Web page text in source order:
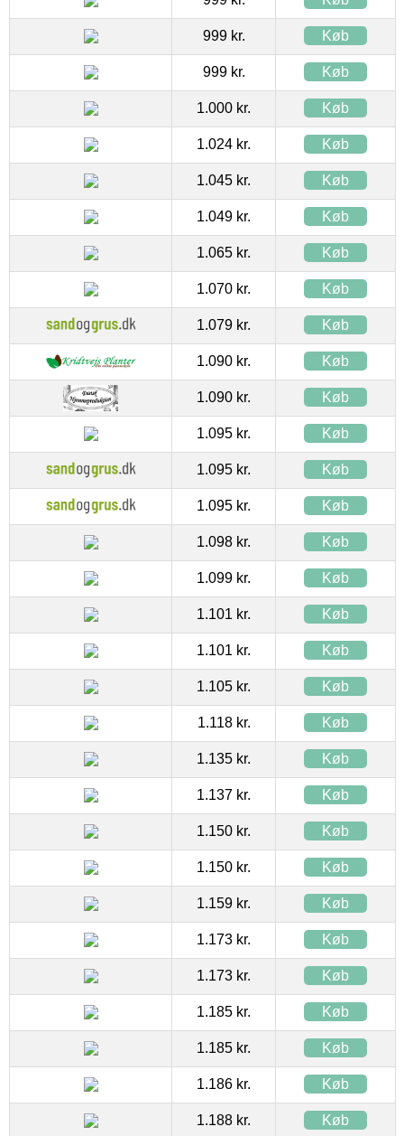
999 kr. Køb
999 kr. Køb
1.000 kr. Køb
1.024 kr. Køb
1.045 kr. Køb
1.049 kr. Køb
1.065 kr. Køb
1.070 kr. Køb
1.079 kr. Køb
1.090 kr. Køb
1.090 kr. Køb
1.095 kr. Køb
1.095 kr. Køb
1.095 kr. Køb
1.098 kr. Køb
1.099 kr. Køb
1.101 kr. Køb
1.101 kr. Køb
1.105 kr. Køb
1.118 kr. Køb
1.135 kr. Køb
1.137 kr. Køb
1.150 kr. Køb
1.150 kr. Køb
1.159 kr. Køb
1.173 kr. Køb
1.173 kr. Køb
1.185 kr. Køb
1.185 kr. Køb
1.186 kr. Køb
1.188 kr. Køb